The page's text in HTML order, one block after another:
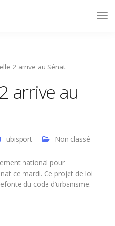
2 arrive au Sénat
arrive au
ubisport Non classé
national pour
ce mardi. Ce projet de loi
du code d’urbanisme.